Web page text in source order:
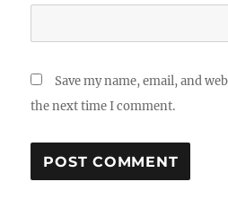
Save my name, email, and
the next time I comment.